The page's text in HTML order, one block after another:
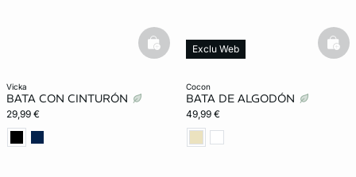
vicka
BATA CON CINTURÓN
29,99 €
basketfull
cocon
BATA DE ALGODÓN
49,99 €
Exclu Web